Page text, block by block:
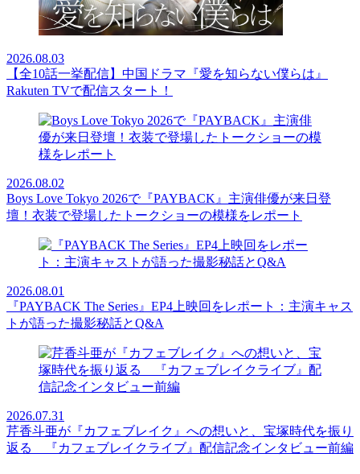
2026.08.03
【全10話一挙配信】中国ドラマ『愛を知らない僕らは』
Rakuten TVで配信スタート！
2026.08.02
Boys Love Tokyo 2026で『PAYBACK』主演俳優が来日登
壇！衣装で登場したトークショーの模様をレポート
2026.08.01
『PAYBACK The Series』EP4上映回をレポート：主演キャス
トが語った撮影秘話とQ&A
2026.07.31
芹香斗亜が『カフェブレイク』への想いと、宝塚時代を振り
返る 『カフェブレイクライブ』配信記念インタビュー前編